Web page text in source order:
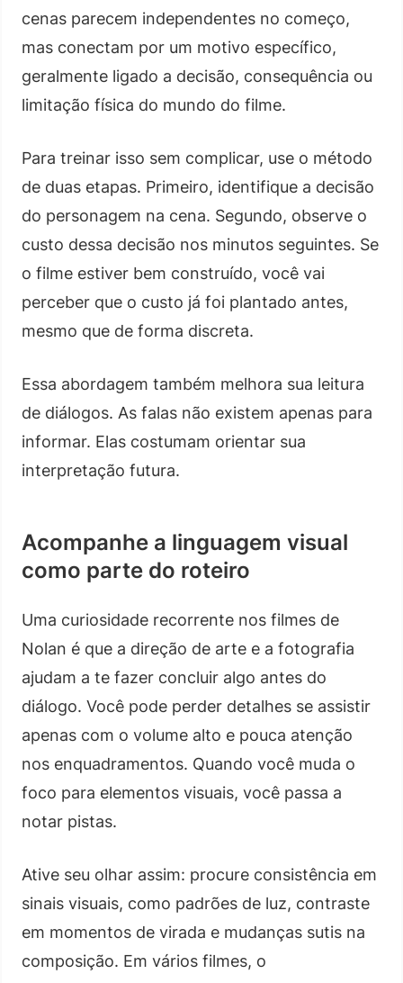
cenas parecem independentes no começo,
mas conectam por um motivo específico,
geralmente ligado a decisão, consequência ou
limitação física do mundo do filme.
Para treinar isso sem complicar, use o método
de duas etapas. Primeiro, identifique a decisão
do personagem na cena. Segundo, observe o
custo dessa decisão nos minutos seguintes. Se
o filme estiver bem construído, você vai
perceber que o custo já foi plantado antes,
mesmo que de forma discreta.
Essa abordagem também melhora sua leitura
de diálogos. As falas não existem apenas para
informar. Elas costumam orientar sua
interpretação futura.
Acompanhe a linguagem visual
como parte do roteiro
Uma curiosidade recorrente nos filmes de
Nolan é que a direção de arte e a fotografia
ajudam a te fazer concluir algo antes do
diálogo. Você pode perder detalhes se assistir
apenas com o volume alto e pouca atenção
nos enquadramentos. Quando você muda o
foco para elementos visuais, você passa a
notar pistas.
Ative seu olhar assim: procure consistência em
sinais visuais, como padrões de luz, contraste
em momentos de virada e mudanças sutis na
composição. Em vários filmes, o